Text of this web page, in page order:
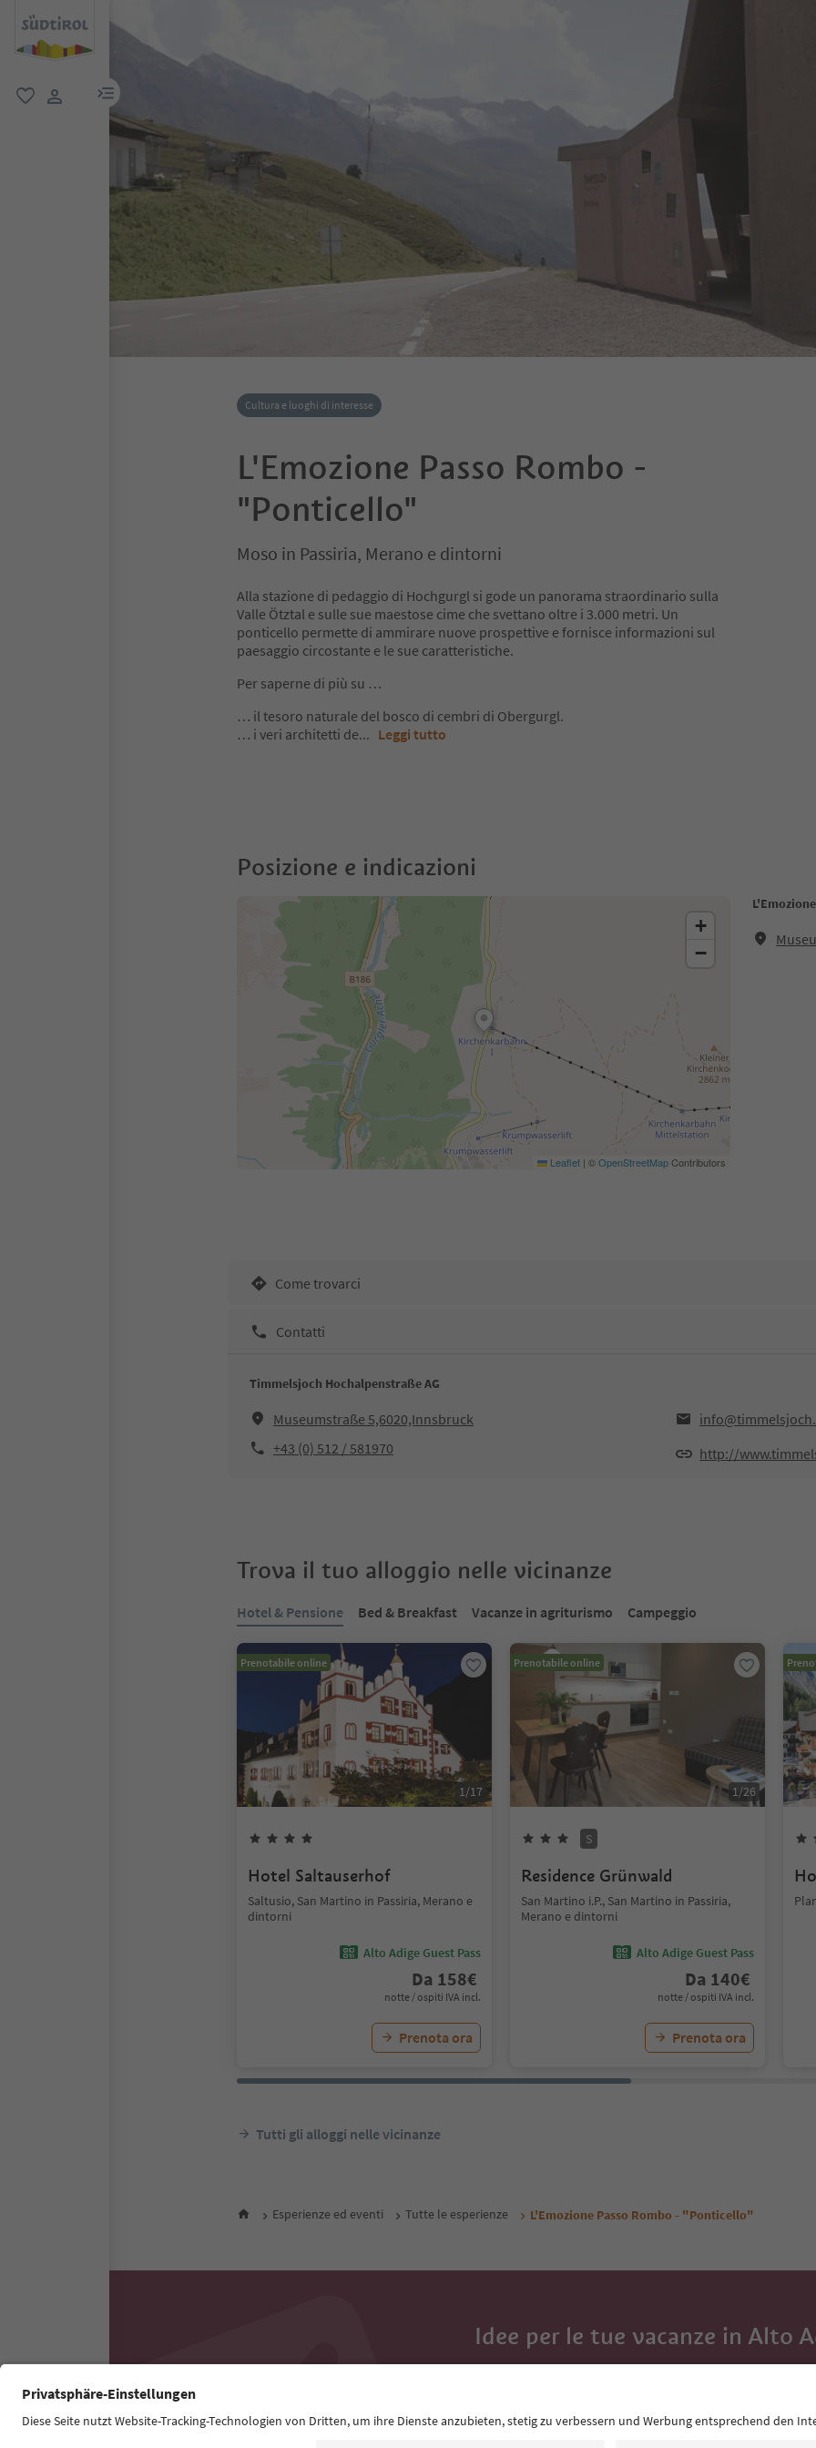
menu link
Cultura e luoghi di interesse
L'Emozione Passo Rombo -
"Ponticello"
Moso in Passiria, Merano e dintorni
Alla stazione di pedaggio di Hochgurgl si gode un panorama straordinario sulla
Valle Ötztal e sulle sue maestose cime che svettano oltre i 3.000 metri. Un
ponticello permette di ammirare nuove prospettive e fornisce informazioni sul
paesaggio circostante e le sue caratteristiche.
Per saperne di più su …
… il tesoro naturale del bosco di cembri di Obergurgl.
… i veri architetti de... Leggi tutto
Posizione e indicazioni
+
−
Leaflet | ©OpenStreetMapContributors
Come trovarci
Contatti
Timmelsjoch Hochalpenstraße AG
Museumstraße 5,6020,Innsbruck
+43 (0) 512 / 581970
http://
Trova il tuo alloggio nelle vicinanze
Hotel & Pensione Bed & Breakfast Vacanze in agriturismo Campeggio
Prenotabile online
1/17
Hotel Saltauserhof
Saltusio, San Martino in Passiria, Merano e
dintorni
Alto Adige Guest Pass
Da 158€
notte / ospiti IVA incl.
Prenota ora
Prenotabile online
1/26
S
Residence Grünwald
San Martino i.P., San Martino in Passiria,
Merano e dintorni
Alto Adige Guest Pass
Da 140€
notte / ospiti IVA incl.
Prenota ora
Tutti gli alloggi nelle vicinanze
Esperienze ed eventi Tutte le esperienze L'Emozione Passo Rombo - "Ponticello"
Idee per le tue vacanze in Alto